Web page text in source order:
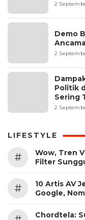
2
Demo
2
Politik
Sering
2
LIFESTYLE
#
Wow, Tren
Filter
#
10 Artis AV
Google,
Chordtela: